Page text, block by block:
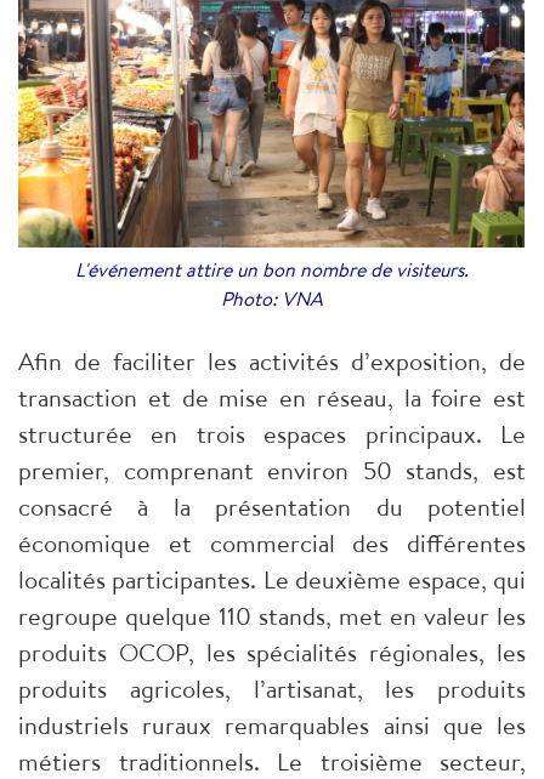
L'événement attire un bon nombre de visiteurs.
Photo: VNA
Afin de faciliter les activités d’exposition, de
transaction et de mise en réseau, la foire est
structurée en trois espaces principaux. Le
premier, comprenant environ 50 stands, est
consacré à la présentation du potentiel
économique et commercial des différentes
localités participantes. Le deuxième espace, qui
regroupe quelque 110 stands, met en valeur les
produits OCOP, les spécialités régionales, les
produits agricoles, l’artisanat, les produits
industriels ruraux remarquables ainsi que les
métiers traditionnels. Le troisième secteur,